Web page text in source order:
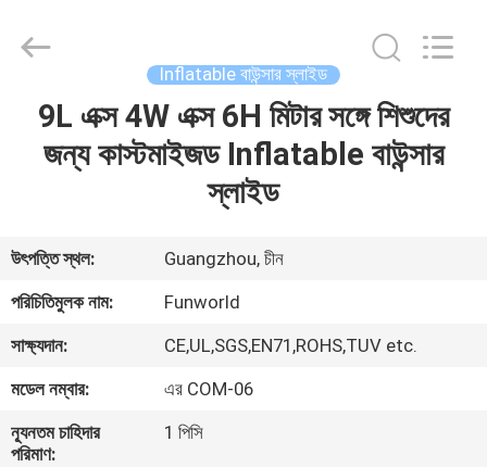
বাড়ি
ভিডিও
সম্পর্কে
কারখানা
Limited.
Inflatable বাউন্সার স্লাইড
9L এক্স 4W এক্স 6H মিটার সঙ্গে শিশুদের
জন্য কাস্টমাইজড Inflatable বাউন্সার
স্লাইড
উৎপত্তি স্থল:
Guangzhou, চীন
পরিচিতিমুলক নাম:
Funworld
সাক্ষ্যদান:
CE,UL,SGS,EN71,ROHS,TUV etc.
মডেল নম্বার:
এর COM-06
ন্যূনতম চাহিদার
পরিমাণ:
1 পিসি